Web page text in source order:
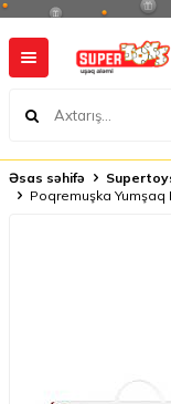
Əsas səhifə
Poqremuşka Yumşaq